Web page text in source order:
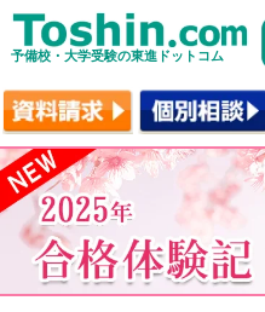
予備校・大学受験の東進ドットコム